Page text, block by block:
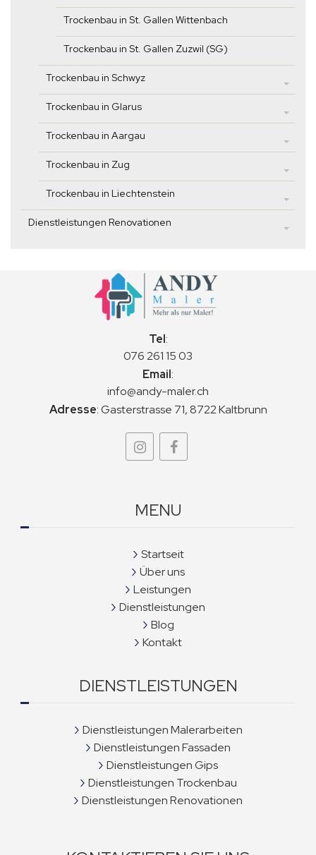
Trockenbau in St. Gallen Wittenbach
Trockenbau in St. Gallen Zuzwil (SG)
Trockenbau in Schwyz
Trockenbau in Glarus
Trockenbau in Aargau
Trockenbau in Zug
Trockenbau in Liechtenstein
Dienstleistungen Renovationen
Tel:
076 261 15 03
Email:
info@andy-maler.ch
Adresse:Gasterstrasse 71, 8722 Kaltbrunn
MENU
Startseit
Über uns
Leistungen
Dienstleistungen
Blog
Kontakt
DIENSTLEISTUNGEN
Dienstleistungen Malerarbeiten
Dienstleistungen Fassaden
Dienstleistungen Gips
Dienstleistungen Trockenbau
Dienstleistungen Renovationen